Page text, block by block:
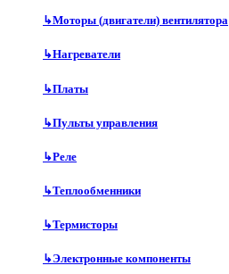
↳Моторы (двигатели) вентилятора
↳Нагреватели
↳Платы
↳Пульты управления
↳Реле
↳Теплообменники
↳Термисторы
↳Электронные компоненты